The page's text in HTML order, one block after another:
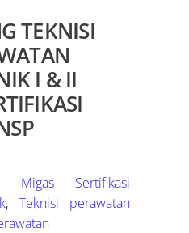
TEKNISI
I & II
Migas
Sertifikasi
, Teknisi perawatan